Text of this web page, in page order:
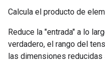
Calcula el producto de
Reduce la "entrada" a lo
verdadero, el rango del
las dimensiones reducidas